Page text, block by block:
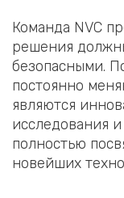
Команда NVC
решения
безопасными.
постоянно
являются
исследования
полностью
новейших